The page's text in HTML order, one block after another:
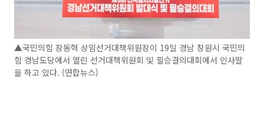
▲국민의힘 장동혁 상임선거대책위원장이 19일 경남 창원시 국민의
힘 경남도당에서 열린 선거대책위원회 및 필승결의대회에서 인사말
을 하고 있다. (연합뉴스)